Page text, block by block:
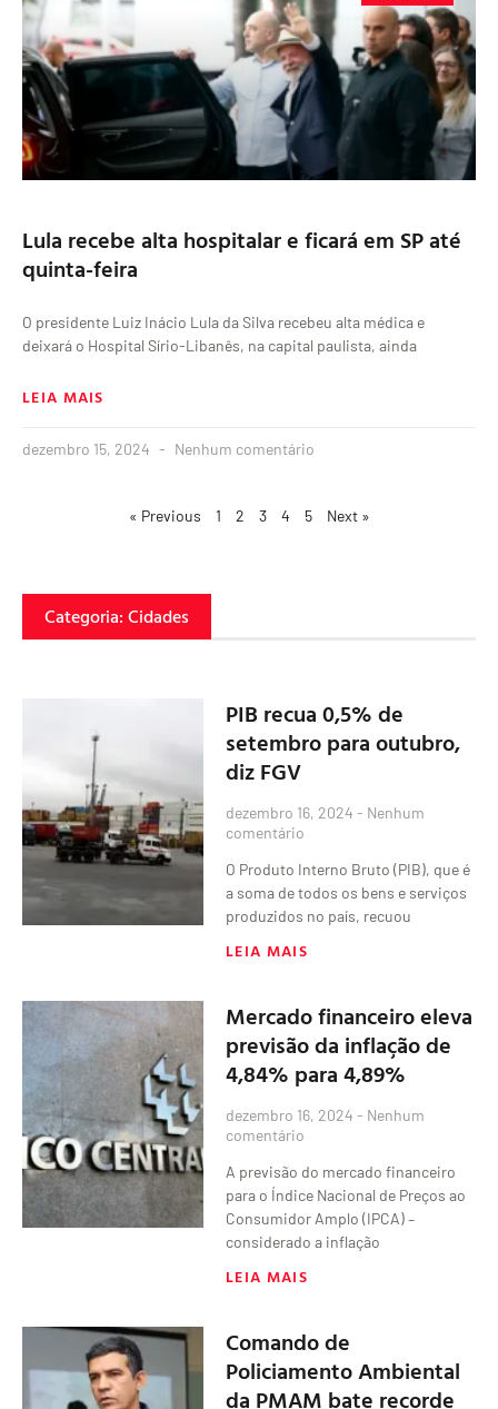
Lula recebe alta hospitalar e ficará em SP até
quinta-feira
O presidente Luiz Inácio Lula da Silva recebeu alta médica e
deixará o Hospital Sírio-Libanês, na capital paulista, ainda
LEIA MAIS
dezembro 15, 2024 Nenhum comentário
« Previous 1 2 3 4 5 Next »
Categoria: Cidades
PIB recua 0,5% de
setembro para outubro,
diz FGV
dezembro 16, 2024 Nenhum
comentário
O Produto Interno Bruto (PIB), que é
a soma de todos os bens e serviços
produzidos no país, recuou
LEIA MAIS
Mercado financeiro eleva
previsão da inflação de
4,84% para 4,89%
dezembro 16, 2024 Nenhum
comentário
A previsão do mercado financeiro
para o Índice Nacional de Preços ao
Consumidor Amplo (IPCA) –
considerado a inflação
LEIA MAIS
Comando de
Policiamento Ambiental
da PMAM bate recorde